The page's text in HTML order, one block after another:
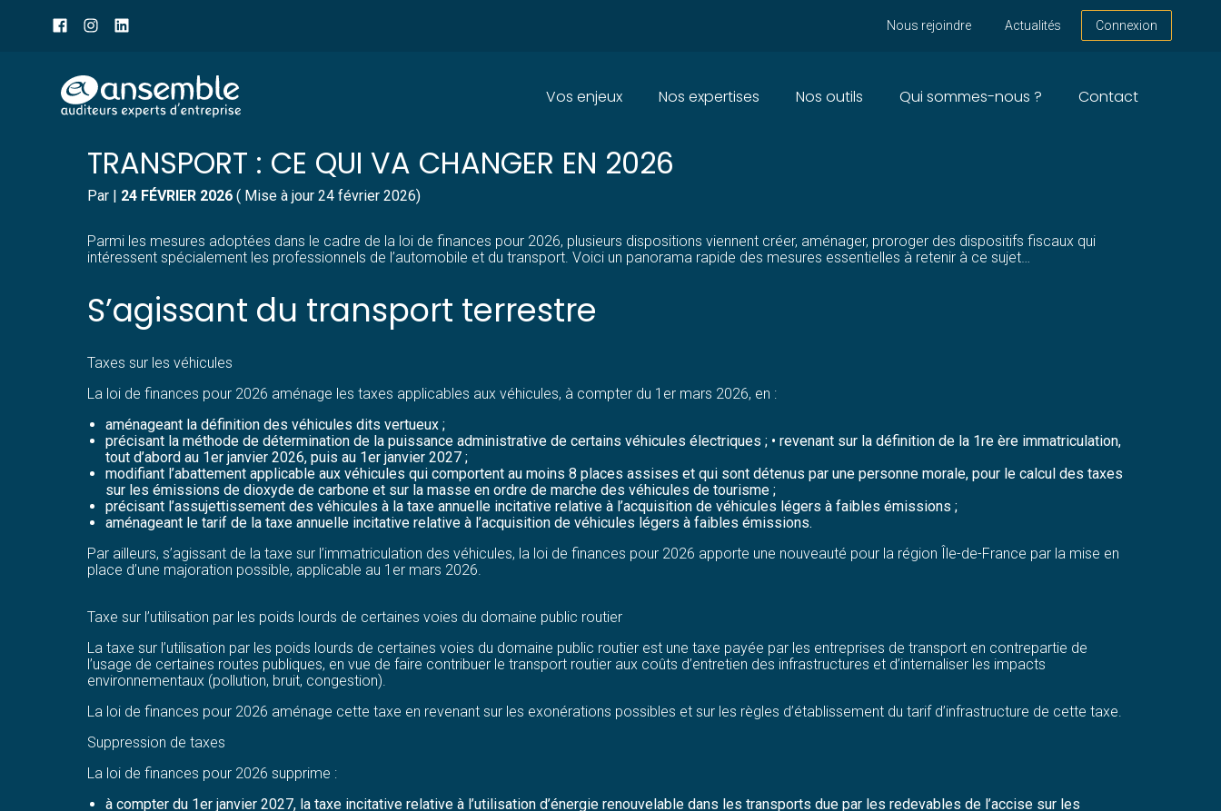
header
Nous rejoindre Actualités Connexion
Aller
au
Principal
Vos enjeux Nos expertises Nos outils Qui sommes-nous ? Contact
IMPÔTS ET TAXES POUR LES PROFESSIONNELS DE L’AUTOMOBILE ET DU
TRANSPORT : CE QUI VA CHANGER EN 2026
Par | 24 FÉVRIER 2026( Mise à jour 24 février 2026)
Parmi les mesures adoptées dans le cadre de la loi de finances pour 2026, plusieurs dispositions viennent créer, aménager, proroger des dispositifs fiscaux qui
intéressent spécialement les professionnels de l’automobile et du transport. Voici un panorama rapide des mesures essentielles à retenir à ce sujet…
S’agissant du transport terrestre
Taxes sur les véhicules
La loi de finances pour 2026 aménage les taxes applicables aux véhicules, à compter du 1er mars 2026, en :
aménageant la définition des véhicules dits vertueux ;
précisant la méthode de détermination de la puissance administrative de certains véhicules électriques ; • revenant sur la définition de la 1re ère immatriculation,
tout d’abord au 1er janvier 2026, puis au 1er janvier 2027 ;
modifiant l’abattement applicable aux véhicules qui comportent au moins 8 places assises et qui sont détenus par une personne morale, pour le calcul des taxes
sur les émissions de dioxyde de carbone et sur la masse en ordre de marche des véhicules de tourisme ;
précisant l’assujettissement des véhicules à la taxe annuelle incitative relative à l’acquisition de véhicules légers à faibles émissions ;
aménageant le tarif de la taxe annuelle incitative relative à l’acquisition de véhicules légers à faibles émissions.
Par ailleurs, s’agissant de la taxe sur l’immatriculation des véhicules, la loi de finances pour 2026 apporte une nouveauté pour la région Île-de-France par la mise en
place d’une majoration possible, applicable au 1er mars 2026.
Taxe sur l’utilisation par les poids lourds de certaines voies du domaine public routier
La taxe sur l’utilisation par les poids lourds de certaines voies du domaine public routier est une taxe payée par les entreprises de transport en contrepartie de
l’usage de certaines routes publiques, en vue de faire contribuer le transport routier aux coûts d’entretien des infrastructures et d’internaliser les impacts
environnementaux (pollution, bruit, congestion).
La loi de finances pour 2026 aménage cette taxe en revenant sur les exonérations possibles et sur les règles d’établissement du tarif d’infrastructure de cette taxe.
Suppression de taxes
La loi de finances pour 2026 supprime :
à compter du 1er janvier 2027, la taxe incitative relative à l’utilisation d’énergie renouvelable dans les transports due par les redevables de l’accise sur les